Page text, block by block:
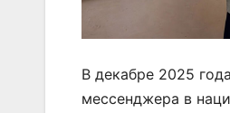
В декабре 2025
мессенджера в